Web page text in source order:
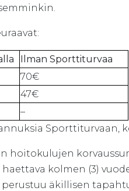
Ilman Sporttiturvaa
70€
47€
–
Sporttiturvaan,
hoitokulujen
kolmen (3)
perustuu äkillisen